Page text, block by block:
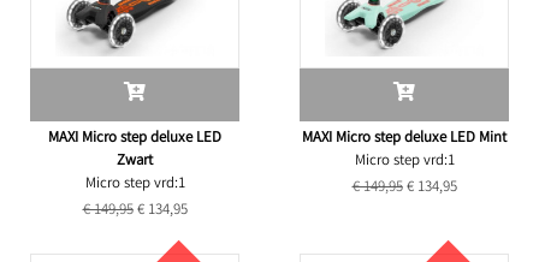
MAXI Micro step deluxe LED
Zwart
Micro step vrd:1
€ 149,95€ 134,95
MAXI Micro step deluxe LED Mint
Micro step vrd:1
€ 149,95€ 134,95